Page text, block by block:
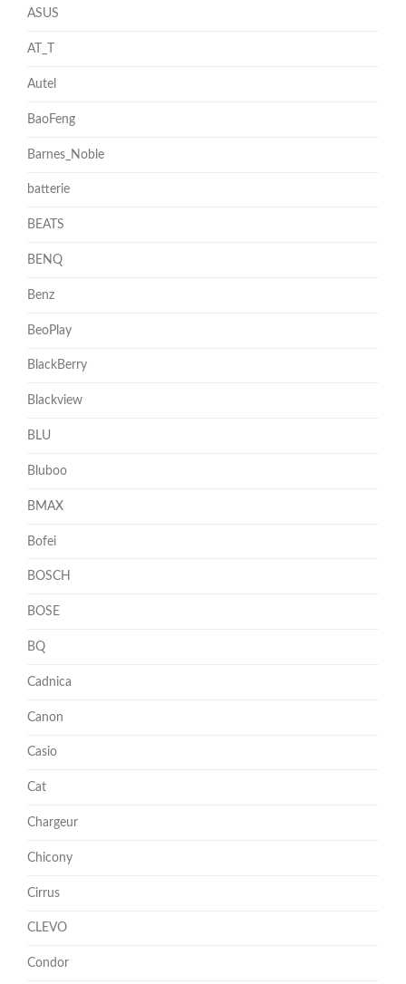
ASUS
AT_T
Autel
BaoFeng
Barnes_Noble
batterie
BEATS
BENQ
Benz
BeoPlay
BlackBerry
Blackview
BLU
Bluboo
BMAX
Bofei
BOSCH
BOSE
BQ
Cadnica
Canon
Casio
Cat
Chargeur
Chicony
Cirrus
CLEVO
Condor